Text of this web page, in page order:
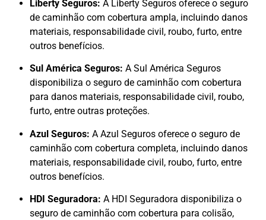
Liberty Seguros: A Liberty Seguros oferece o seguro
de caminhão com cobertura ampla, incluindo danos
materiais, responsabilidade civil, roubo, furto, entre
outros benefícios.
Sul América Seguros: A Sul América Seguros
disponibiliza o seguro de caminhão com cobertura
para danos materiais, responsabilidade civil, roubo,
furto, entre outras proteções.
Azul Seguros: A Azul Seguros oferece o seguro de
caminhão com cobertura completa, incluindo danos
materiais, responsabilidade civil, roubo, furto, entre
outros benefícios.
HDI Seguradora: A HDI Seguradora disponibiliza o
seguro de caminhão com cobertura para colisão,